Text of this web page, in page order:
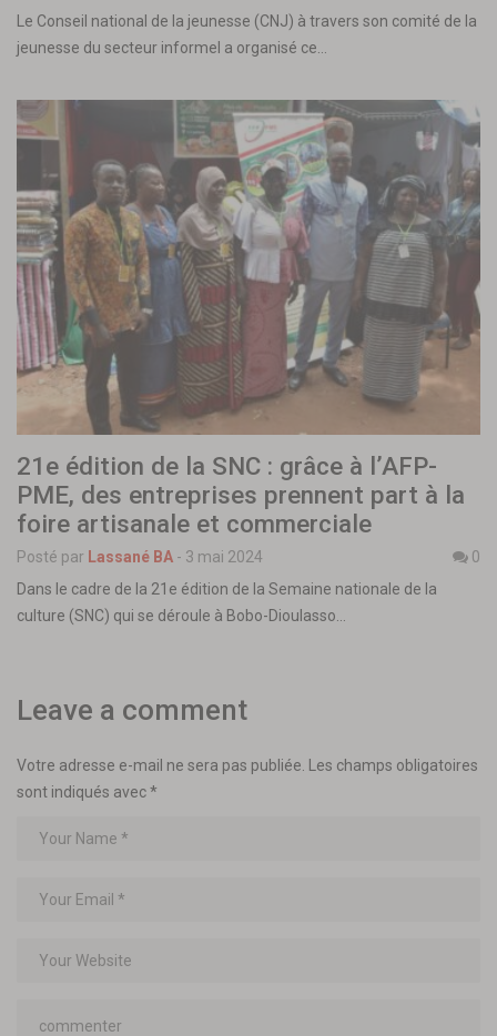
Le Conseil national de la jeunesse (CNJ) à travers son comité de la
jeunesse du secteur informel a organisé ce…
21e édition de la SNC : grâce à l’AFP-
PME, des entreprises prennent part à la
foire artisanale et commerciale
Posté par Lassané BA - 3 mai 2024
0
Dans le cadre de la 21e édition de la Semaine nationale de la
culture (SNC) qui se déroule à Bobo-Dioulasso…
Leave a comment
Votre adresse e-mail ne sera pas publiée. Les champs obligatoires
sont indiqués avec*